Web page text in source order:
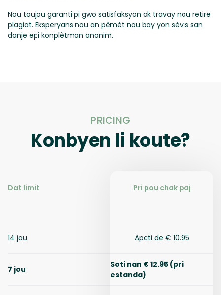
Nou toujou garanti pi gwo satisfaksyon ak travay nou retire
plagiat. Eksperyans nou an pèmèt nou bay yon sèvis san
danje epi konplètman anonim.
PRICING
Konbyen li koute?
Dat limit
14 jou
7 jou
Pri pou chak paj
Apati de € 10.95
Soti nan € 12.95 (pri
estanda)